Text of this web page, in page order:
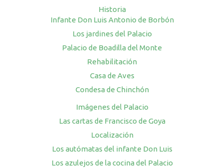
Historia
Infante Don Luis Antonio de Borbón
Los jardines del Palacio
Palacio de Boadilla del Monte
Rehabilitación
Casa de Aves
Condesa de Chinchón
Imágenes del Palacio
Las cartas de Francisco de Goya
Localización
Los autómatas del infante Don Luis
Los azulejos de la cocina del Palacio